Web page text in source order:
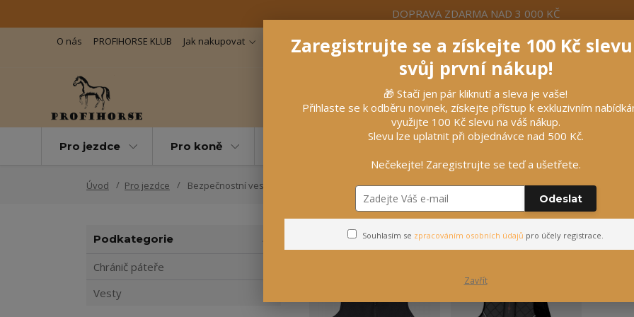
DOPRAVA ZDARMA NAD 3 000 KČ
O nás PROFIHORSE KLUB Jak nakupovat Důležité informace Více Nevíte si rady? Zavolejte. +420
Pro jezdce Pro koně Vybavení stájí
Úvod Pro jezdce Bezpečnostní vesty
Bezpečnostní vesty
Podkategorie
Chránič páteře
Vesty
Zaregistrujte se a získejte 100 Kč
svůj první nákup!
🎁 Stačí jen pár kliknutí a sleva je vaše!
Přihlaste se k odběru novinek, získejte přístup k exkluzivním
využijte 100 Kč slevu na váš nákup.
Slevu lze uplatnit při objednávce nad 500 Kč.
Nečekejte! Zaregistrujte se teď a ušetřete.
Odeslat
Souhlasím se zpracováním osobních údajů pro účely registrace.
Zavřít